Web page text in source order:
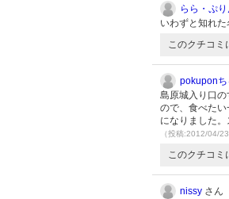
らら・ぷり
いわずと知れ
このクチコミ
pokuponち
島原城入り口
ので、食べた
になりました
（投稿:2012/04/
このクチコミ
nissy さん